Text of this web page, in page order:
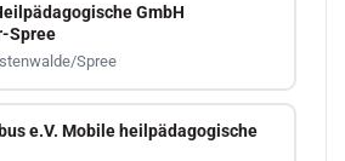
GmbH
Spree
Spree
e.V. Mobile heilpädagogische